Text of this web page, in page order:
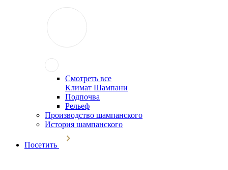
Смотреть все
Климат Шампани
Подпочва
Рельеф
Производство шампанского
История шампанского
Посетить